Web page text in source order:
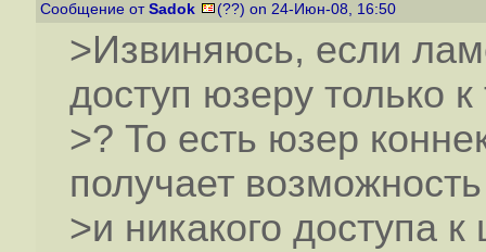
Сообщение от Sadok (??) on 24-Июн-08, 16:50
>Извиняюсь, если
доступ юзеру только
>? То есть юзер
получает
>и никакого доступа к